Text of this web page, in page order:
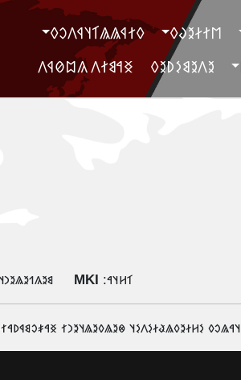
‮𐲮𐲐𐲇𐲉𐲜𐲓
‮𐲓𐲐𐲁𐲖𐲖𐲑𐲦𐲁𐲤𐲛𐲓
‮𐲉𐲤𐲉𐲘𐲋𐲚𐲉𐲓
‮ ‮𐲏𐲀𐲘𐲐𐲤 𐲍𐲪𐲗𐲁𐲤
𐳑𐳢𐳦𐳀:
MKI
𐳖𐳛𐳮𐳀𐳤𐳑𐳒𐳁𐳥 𐳀 𐲘𐳀𐳎𐳀𐳢𐳤𐳁𐳍𐳓𐳪𐳦𐳀𐳦𐳜